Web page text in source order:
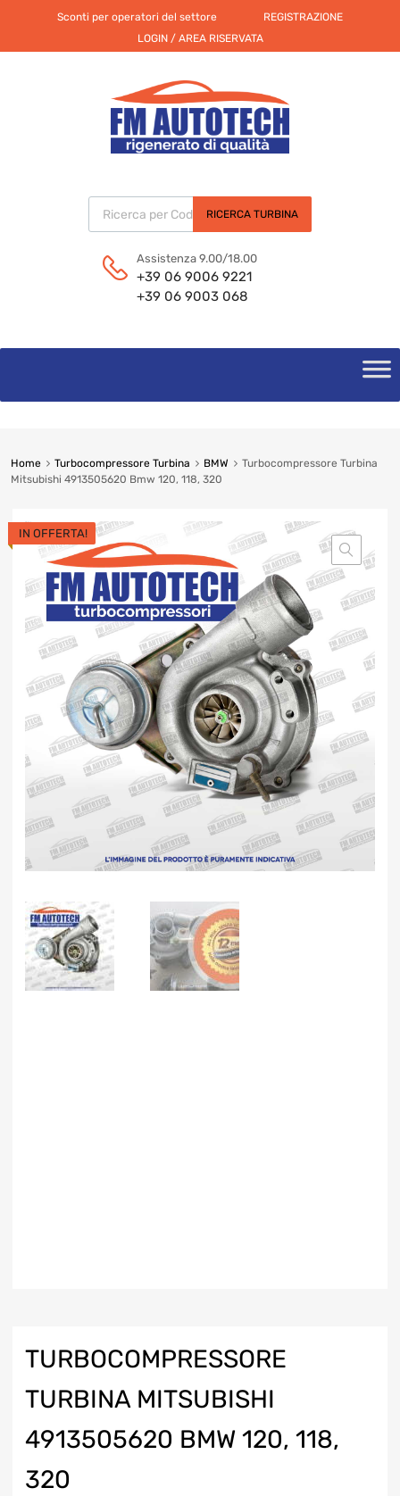
Sconti per operatori del settore
REGISTRAZIONE
LOGIN / AREA RISERVATA
Products search
RICERCA TURBINA
Assistenza 9.00/18.00
+39 06 9006 9221
+39 06 9003 068
content
Home Turbocompressore Turbina BMW
Turbocompressore
Turbina Mitsubishi 4913505620 Bmw 120, 118, 320
IN OFFERTA!
TURBOCOMPRESSORE
TURBINA MITSUBISHI
4913505620 BMW 120, 118,
320